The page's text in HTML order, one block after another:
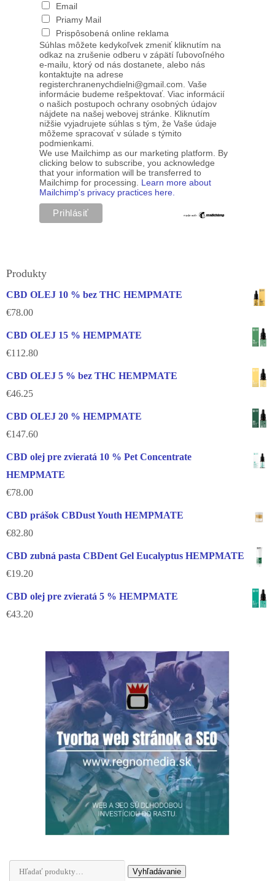
Email
Priamy Mail
Prispôsobená online reklama
Súhlas môžete kedykoľvek zmeniť kliknutím na
odkaz na zrušenie odberu v zápätí ľubovoľného
e-mailu, ktorý od nás dostanete, alebo nás
kontaktujte na adrese
registerchranenychdielni@gmail.com. Vaše
informácie budeme rešpektovať. Viac informácií
o našich postupoch ochrany osobných údajov
nájdete na našej webovej stránke. Kliknutím
nižšie vyjadrujete súhlas s tým, že Vaše údaje
môžeme spracovať v súlade s týmito
podmienkami.
We use Mailchimp as our marketing platform. By
clicking below to subscribe, you acknowledge
that your information will be transferred to
Mailchimp for processing. Learn more about
Mailchimp's privacy practices here.
Produkty
CBD OLEJ 10 % bez THC HEMPMATE
€78.00
CBD OLEJ 15 % HEMPMATE
€112.80
CBD OLEJ 5 % bez THC HEMPMATE
€46.25
CBD OLEJ 20 % HEMPMATE
€147.60
CBD olej pre zvieratá 10 % Pet Concentrate
HEMPMATE
€78.00
CBD prášok CBDust Youth HEMPMATE
€82.80
CBD zubná pasta CBDent Gel Eucalyptus HEMPMATE
€19.20
CBD olej pre zvieratá 5 % HEMPMATE
€43.20
Hľadať: Vyhľadávanie